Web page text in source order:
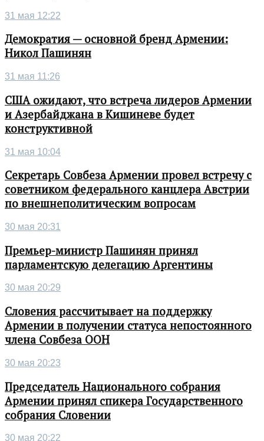
31 мая 12:22
Демократия — основной бренд Армении:
Никол Пашинян
31 мая 11:26
США ожидают, что встреча лидеров Армении
и Азербайджана в Кишиневе будет
конструктивной
31 мая 10:04
Секретарь Совбеза Армении провел встречу с
советником федерального канцлера Австрии
по внешнеполитическим вопросам
30 мая 20:31
Премьер-министр Пашинян принял
парламентскую делегацию Аргентины
30 мая 20:29
Словения рассчитывает на поддержку
Армении в получении статуса непостоянного
члена Совбеза ООН
30 мая 20:23
Председатель Национального собрания
Армении принял спикера Государственного
собрания Словении
30 мая 20:22